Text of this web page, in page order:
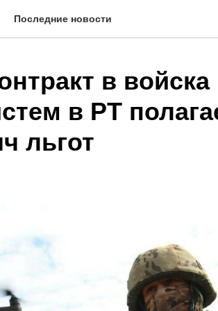
Последние новости
в войска
в РТ
льгот